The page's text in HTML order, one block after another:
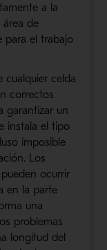
a la
área de
para el trabajo
cualquier celda
correctos
garantizar un
instala el tipo
imposible
Los
ocurrir
en la parte
una
problemas
longitud del